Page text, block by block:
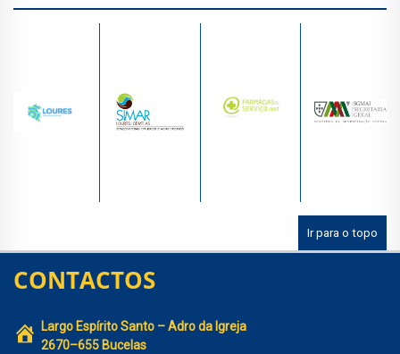
Ir para o topo
CONTACTOS
Largo Espírito Santo – Adro da Igreja
2670–655 Bucelas